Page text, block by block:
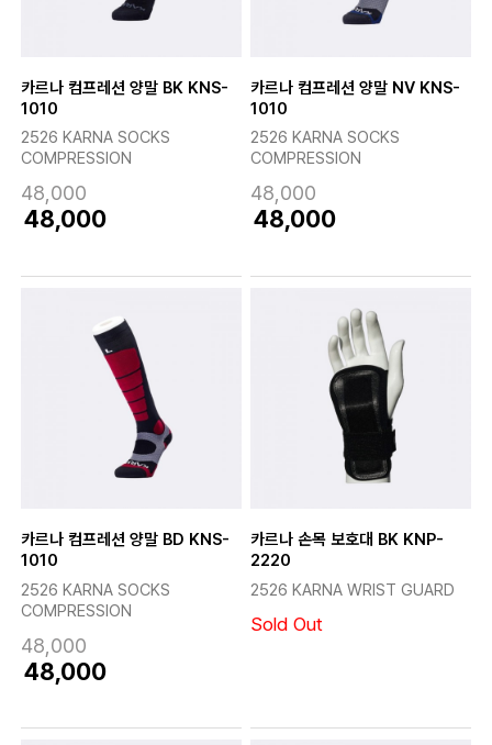
카르나 컴프레션 양말 BK KNS-
1010
2526 KARNA SOCKS
COMPRESSION
48,000
48,000
카르나 컴프레션 양말 NV KNS-
1010
2526 KARNA SOCKS
COMPRESSION
48,000
48,000
카르나 컴프레션 양말 BD KNS-
1010
2526 KARNA SOCKS
COMPRESSION
48,000
48,000
카르나 손목 보호대 BK KNP-
2220
2526 KARNA WRIST GUARD
Sold Out